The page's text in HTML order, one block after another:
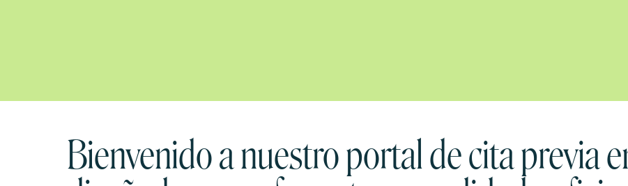
Bienvenido a nuestro portal de cita previa